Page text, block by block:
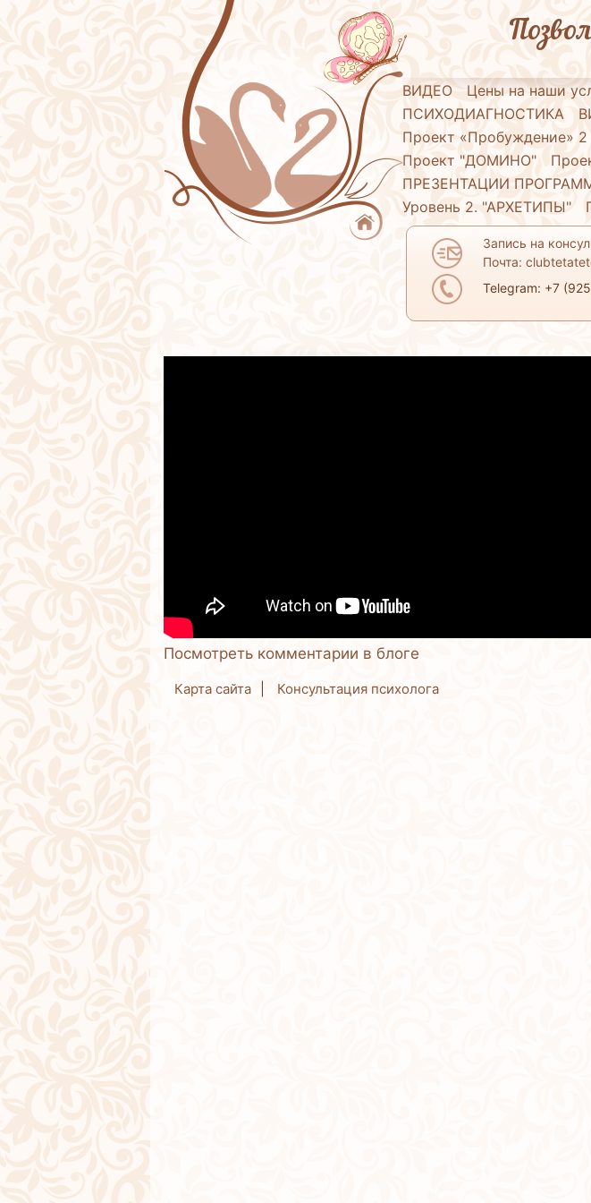
ВИДЕО Цены на наши
ПСИХОДИАГНОСТИКА
Проект «Пробуждение» 2
Проект "ДОМИНО"
ПРЕЗЕНТАЦИИ
Уровень 2. "АРХЕТИПЫ"
Запись на
Почта:
Telegram: +7
Посмотреть комментарии в блоге
Карта сайта Консультация психолога